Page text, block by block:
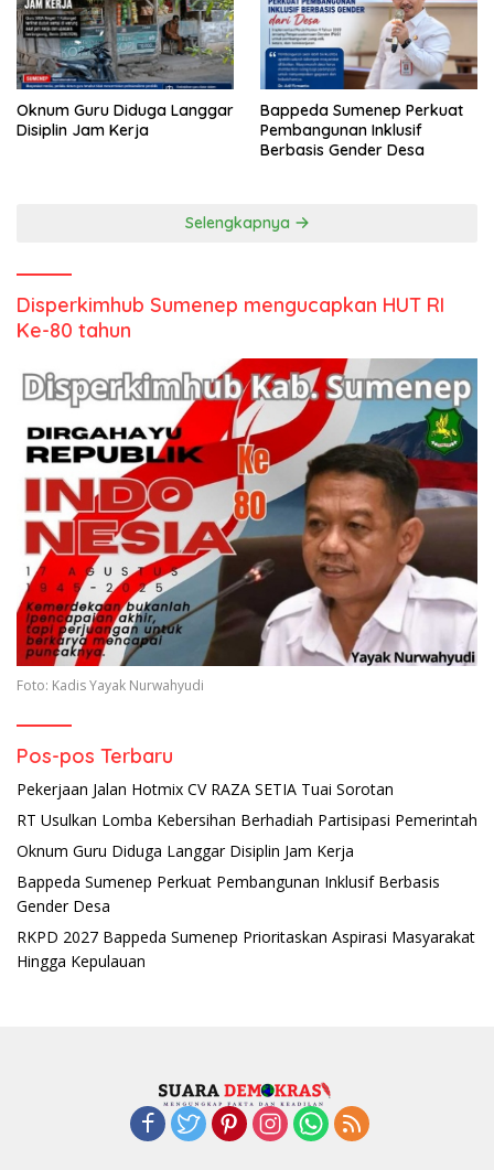
Oknum Guru Diduga Langgar
Disiplin Jam Kerja
Bappeda Sumenep Perkuat
Pembangunan Inklusif
Berbasis Gender Desa
Selengkapnya
Disperkimhub Sumenep mengucapkan HUT RI
Ke-80 tahun
Foto: Kadis Yayak Nurwahyudi
Pos-pos Terbaru
Pekerjaan Jalan Hotmix CV RAZA SETIA Tuai Sorotan
RT Usulkan Lomba Kebersihan Berhadiah Partisipasi Pemerintah
Oknum Guru Diduga Langgar Disiplin Jam Kerja
Bappeda Sumenep Perkuat Pembangunan Inklusif Berbasis
Gender Desa
RKPD 2027 Bappeda Sumenep Prioritaskan Aspirasi Masyarakat
Hingga Kepulauan